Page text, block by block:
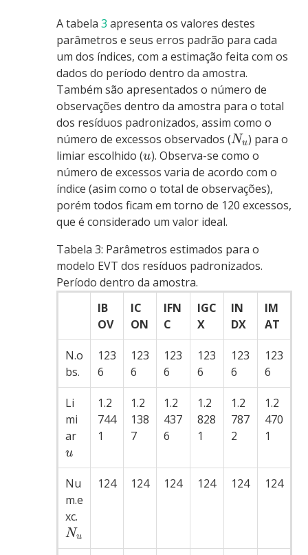
A tabela3 apresenta os valores destes
parâmetros e seus erros padrão para cada
um dos índices, com a estimação feita com os
dados do período dentro da amostra.
Também são apresentados o número de
observações dentro da amostra para o total
dos resíduos padronizados, assim como o
número de excessos observados (Nu) para o
limiar escolhido (u). Observa-se como o
número de excessos varia de acordo com o
índice (asim como o total de observações),
porém todos ficam em torno de 120 excessos,
que é considerado um valor ideal.
Tabela 3: Parâmetros estimados para o
modelo EVT dos resíduos padronizados.
Período dentro da amostra.
IB
OV
IC
ON
IFN
C
IGC
X
IN
DX
IM
AT
N.o
bs.
123
6
123
6
123
6
123
6
123
6
123
6
Li
mi
ar
u
1.2
744
1
1.2
138
7
1.2
437
6
1.2
828
1
1.2
787
2
1.2
470
1
Nu
m.e
xc.
Nu
124 124 124 124 124 124